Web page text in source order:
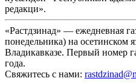
редакци».
«Растдзинад» — ежедневная
понедельника) на осетинском
Владикавказе. Первый номер
года.
Свяжитесь с нами: